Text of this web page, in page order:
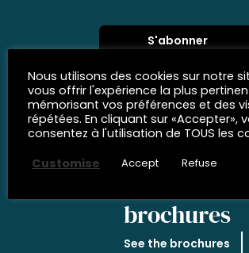
brochures
See the brochures
Nous utilisons des cookies sur notre
vous offrir l'expérience la plus
mémorisant vos préférences et des
répétées. En cliquant sur «Accepter»,
consentez à l'utilisation de TOUS les
Customise
Accept Refuse